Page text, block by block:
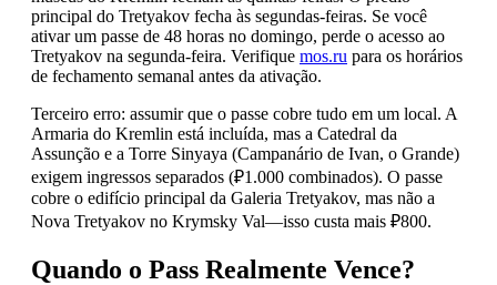
principal do Tretyakov fecha às segundas-feiras. Se você
ativar um passe de 48 horas no domingo, perde o acesso ao
Tretyakov na segunda-feira. Verifique mos.ru para os horários
de fechamento semanal antes da ativação.
Terceiro erro: assumir que o passe cobre tudo em um local. A
Armaria do Kremlin está incluída, mas a Catedral da
Assunção e a Torre Sinyaya (Campanário de Ivan, o Grande)
exigem ingressos separados (₽1.000 combinados). O passe
cobre o edifício principal da Galeria Tretyakov, mas não a
Nova Tretyakov no Krymsky Val—isso custa mais ₽800.
Quando o Pass Realmente Vence?